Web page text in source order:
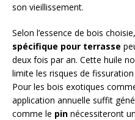
son vieillissement.
Selon l’essence de bois
spécifique pour terrasse
deux fois par an. Cette huile
limite les risques de
Pour les bois exotiques
application annuelle suffit
comme le pin nécessiteront